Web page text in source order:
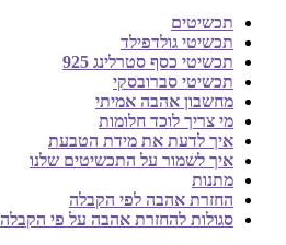
תכשיטים
תכשיטי גולדפילד
תכשיטי כסף סטרלינג 925
תכשיטי סברובסקי
מחשבון אהבה אמיתי
מי צריך לוכד חלומות
איך לדעת את מידת הטבעת
איך לשמור על התכשיטים שלנו
מתנות
החזרת אהבה לפי הקבלה
סגולות להחזרת אהבה על פי הקבלה